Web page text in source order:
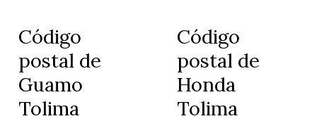
Código
postal de
Guamo
Tolima
Código
postal de
Honda
Tolima